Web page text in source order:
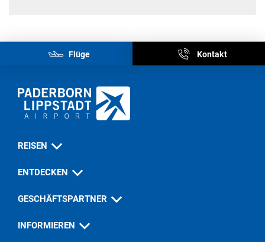
Flüge Kontakt
REISEN
ENTDECKEN
GESCHÄFTSPARTNER
INFORMIEREN